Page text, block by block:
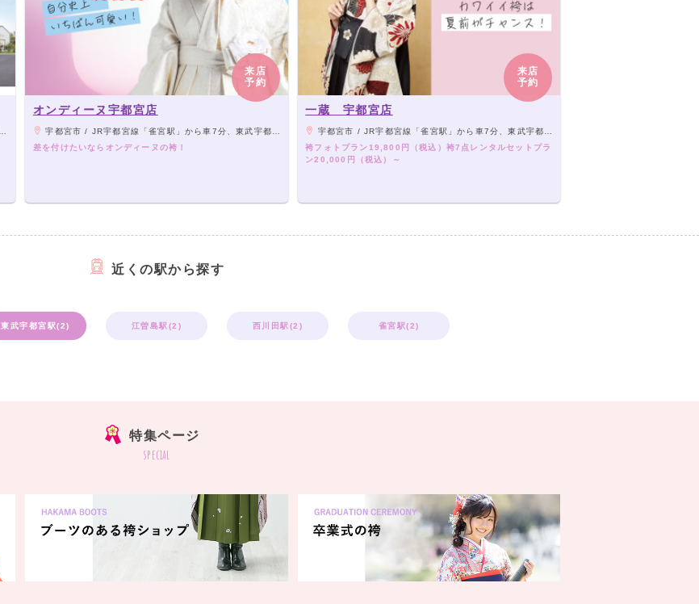
来店
予約
オンディーヌ宇都宮店
宇都宮市 / JR宇都宮線「雀宮駅」から車7分、東武宇都宮線「江曽島駅」「西川田駅」から車4分／北関東道路「壬生IC」から車10分、「宇都宮上三川IC」から車10分
差を付けたいならオンディーヌの袴！
来店
予約
一蔵 宇都宮店
宇都宮市 / JR宇都宮線「雀宮駅」から車7分、東武宇都宮線「江曽島駅」「西川田駅」から車4分／北関東道路「壬生IC」から車10分、「宇都宮上三川IC」から車10分
袴フォトプラン19,800円（税込）袴7点レンタルセットプラ
ン20,000円（税込）～
近くの駅から探す
東武宇都宮駅(2) 江曽島駅(2) 西川田駅(2) 雀宮駅(2)
特集ページ
special